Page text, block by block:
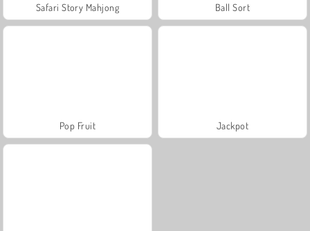
Safari Story Mahjong Ball Sort
Pop Fruit Jackpot